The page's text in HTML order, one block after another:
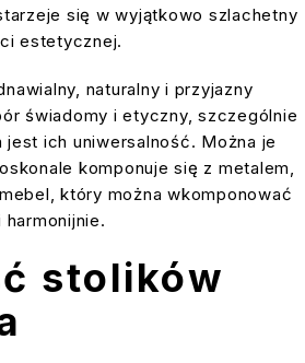
się w wyjątkowo szlachetny
estetycznej.
naturalny i przyjazny
świadomy i etyczny, szczególnie
ich uniwersalność. Można je
komponuje się z metalem,
który można wkomponować
stolików